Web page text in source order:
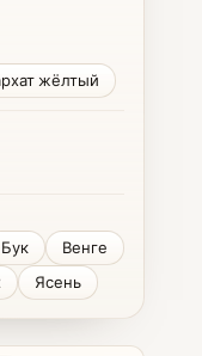
жёлтый
Бук
Венге
Ясень